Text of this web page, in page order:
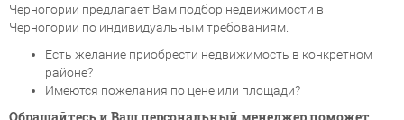
Черногории предлагает Вам подбор недвижимости в
Черногории по индивидуальным требованиям.
Есть желание приобрести недвижимость в конкретном
районе?
Имеются пожелания по цене или площади?
Обращайтесь и Ваш персональный менеджер поможет